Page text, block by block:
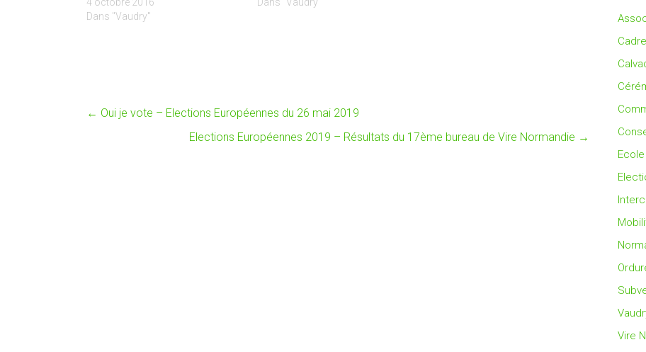
4 octobre 2016
Dans "Vaudry"
Dans "Vaudry"
← Oui je vote – Elections Européennes du 26 mai 2019
Elections Européennes 2019 – Résultats du 17ème bureau de Vire Normandie →
Ecole
Vire